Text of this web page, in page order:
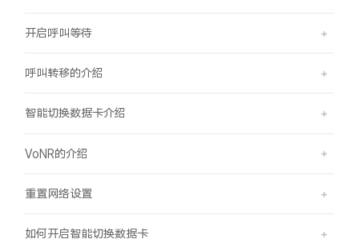
开启呼叫等待
呼叫转移的介绍
智能切换数据卡介绍
VoNR的介绍
重置网络设置
如何开启智能切换数据卡